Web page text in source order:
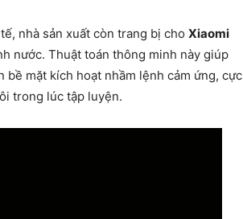
nhà sản xuất còn trang bị cho Xiaomi
nước. Thuật toán thông minh này giúp
mặt kích hoạt nhầm lệnh cảm ứng, cực
trong lúc tập luyện.